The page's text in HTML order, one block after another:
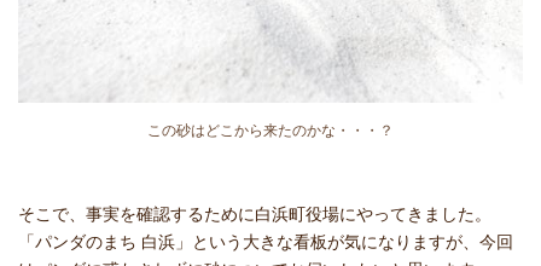
この砂はどこから来たのかな・・・？
そこで、事実を確認するために白浜町役場にやってきました。
「パンダのまち 白浜」という大きな看板が気になりますが、今回